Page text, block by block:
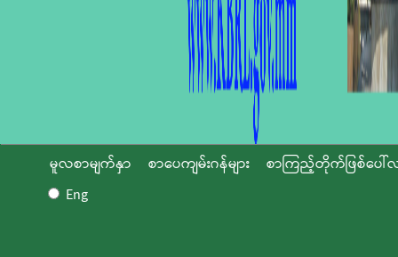
မူလစာမျက်နှာ စာပေကျမ်းဂန်များ
စာကြည့်တိုက်ဖြစ်ပေါ်
Eng